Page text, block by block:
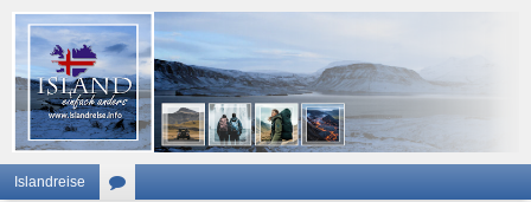
Islandreise